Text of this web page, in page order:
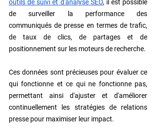
outils de suivi et d'analyse SEO, il est possible
de surveiller la performance des
communiqués de presse en termes de trafic,
de taux de clics, de partages et de
positionnement sur les moteurs de recherche.
Ces données sont précieuses pour évaluer ce
qui fonctionne et ce qui ne fonctionne pas,
permettant ainsi d'ajuster et d'améliorer
continuellement les stratégies de relations
presse pour maximiser leur impact.